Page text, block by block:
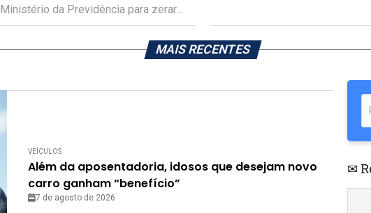
Ministério da Previdência para zerar...
MAIS RECENTES
VEÍCULOS
Além da aposentadoria, idosos que desejam novo
carro ganham “benefício”
7 de agosto de 2026
✉